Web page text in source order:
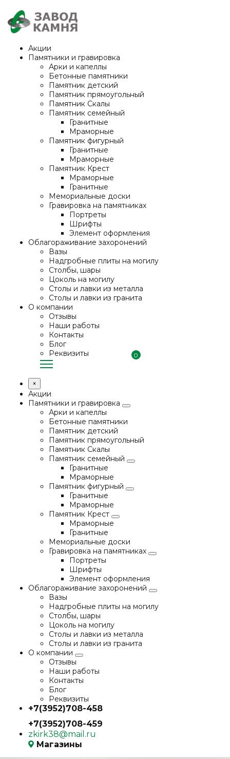
Акции
Памятники и гравировка
Арки и капеллы
Бетонные памятники
Памятник детский
Памятник прямоугольный
Памятник Скалы
Памятник семейный
Гранитные
Мраморные
Памятник фигурный
Гранитные
Мраморные
Памятник Крест
Мраморные
Гранитные
Мемориальные доски
Гравировка на памятниках
Портреты
Шрифты
Элемент оформления
Облагораживание захоронений
Вазы
Надгробные плиты на могилу
Столбы, шары
Цоколь на могилу
Столы и лавки из металла
Столы и лавки из гранита
О компании
Отзывы
Наши работы
Контакты
Блог
Реквизиты
0
×
Акции
Памятники и гравировка
Арки и капеллы
Бетонные памятники
Памятник детский
Памятник прямоугольный
Памятник Скалы
Памятник семейный
Гранитные
Мраморные
Памятник фигурный
Гранитные
Мраморные
Памятник Крест
Мраморные
Гранитные
Мемориальные доски
Гравировка на памятниках
Портреты
Шрифты
Элемент оформления
Облагораживание захоронений
Вазы
Надгробные плиты на могилу
Столбы, шары
Цоколь на могилу
Столы и лавки из металла
Столы и лавки из гранита
О компании
Отзывы
Наши работы
Контакты
Блог
Реквизиты
+7(3952)708-458
+7(3952)708-459
zkirk38@mail.ru
Магазины